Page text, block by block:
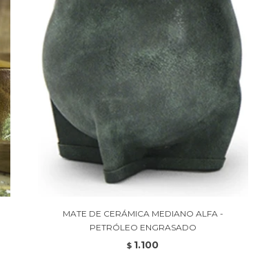
MATE DE CERÁMICA MEDIANO ALFA -
PETRÓLEO ENGRASADO
$ 1.100